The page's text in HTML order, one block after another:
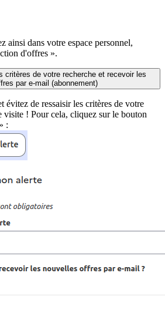
ainsi dans votre espace personnel,
d'offres ».
critères de votre recherche et recevoir les
par e-mail (abonnement)
évitez de ressaisir les critères de votre
visite ! Pour cela, cliquez sur le bouton
: